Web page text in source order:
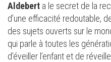
Aldebert a le secret de la
d’une efficacité redoutable,
des sujets ouverts sur le
qui parle à toutes les
d’éveiller l’enfant et de